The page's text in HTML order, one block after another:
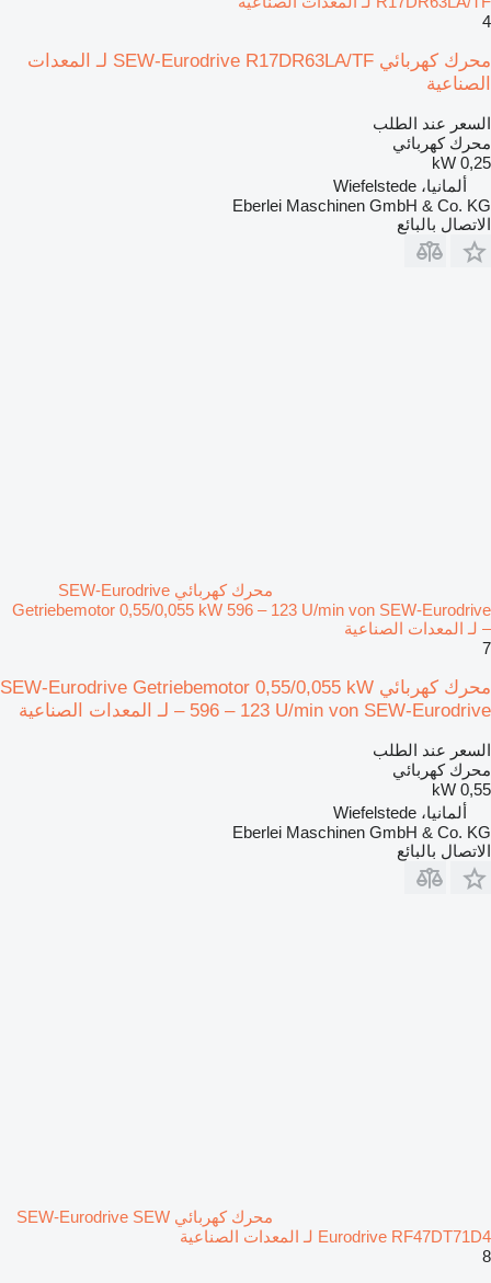
4
محرك كهربائي SEW-Eurodrive R17DR63LA/TF لـ المعدات
الصناعية
السعر عند الطلب
محرك كهربائي
0,25 kW
ألمانيا، Wiefelstede
Eberlei Maschinen GmbH & Co. KG
الاتصال بالبائع
محرك كهربائي SEW-Eurodrive
Getriebemotor 0,55/0,055 kW 596 – 123 U/min von SEW-Eurodrive
– لـ المعدات الصناعية
7
محرك كهربائي SEW-Eurodrive Getriebemotor 0,55/0,055 kW
596 – 123 U/min von SEW-Eurodrive – لـ المعدات الصناعية
السعر عند الطلب
محرك كهربائي
0,55 kW
ألمانيا، Wiefelstede
Eberlei Maschinen GmbH & Co. KG
الاتصال بالبائع
محرك كهربائي SEW-Eurodrive SEW
Eurodrive RF47DT71D4 لـ المعدات الصناعية
8